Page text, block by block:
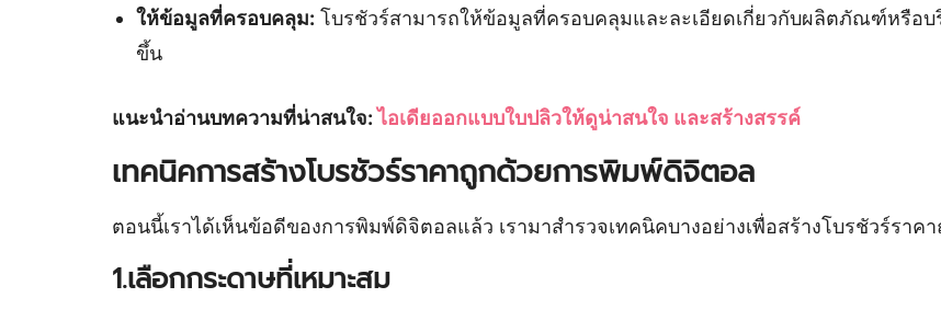
ให้ข้อมูลที่ครอบคลุม: โบรชัวร์สามารถให้ข้อมูลที่ครอบคลุมและละเอียดเกี่ยวกับผลิตภัณฑ์หรือ
ขึ้น
แนะนำอ่านบทความที่น่าสนใจ:ไอเดียออกแบบใบปลิวให้ดูน่าสนใจ และสร้างสรรค์
เทคนิคการสร้างโบรชัวร์ราคาถูกด้วยการพิมพ์ดิจิตอล
ตอนนี้เราได้เห็นข้อดีของการพิมพ์ดิจิตอลแล้ว เรามาสำรวจเทคนิคบางอย่างเพื่อสร้างโบรชัวร์ราค
1.เลือกกระดาษที่เหมาะสม